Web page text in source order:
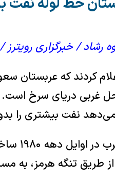
/ خبرگزاری رویترز / ۷ ژوئیه
کردند که
غربی دریای سرخ است.
نفت بیشتری را
خط
طریق تنگه هرمز، به